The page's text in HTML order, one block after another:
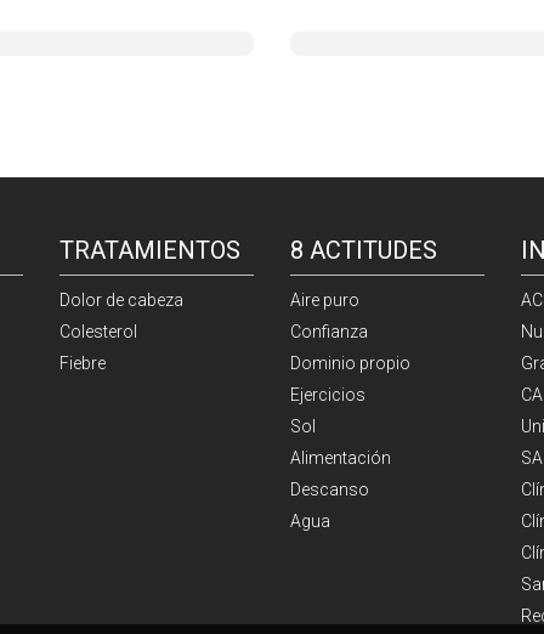
TRATAMIENTOS
Dolor de cabeza
Colesterol
Fiebre
8 ACTITUDES
Aire puro
Confianza
Dominio propio
Ejercicios
Sol
Alimentación
Descanso
Agua